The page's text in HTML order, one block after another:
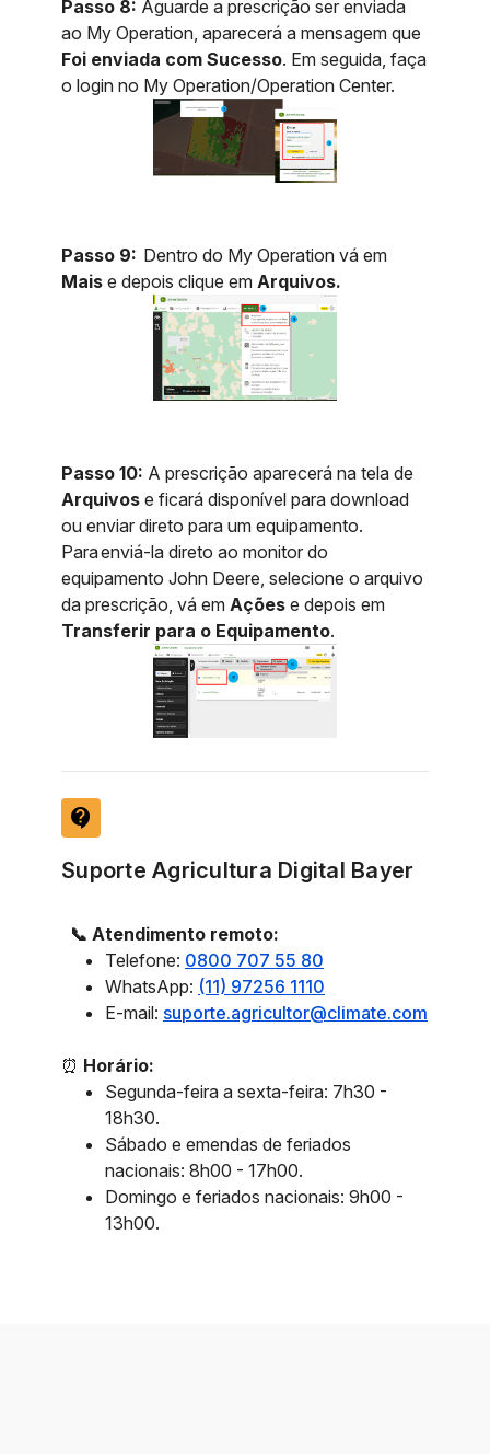
Passo 8: Aguarde a prescrição ser enviada
ao My Operation, aparecerá a mensagem que
Foi enviada com Sucesso. Em seguida, faça
o login no My Operation/Operation Center.
Passo 9: Dentro do My Operation vá em
Mais e depois clique em Arquivos.
Passo 10: A prescrição aparecerá na tela de
Arquivos e ficará disponível para download
ou enviar direto para um equipamento.
Para enviá-la direto ao monitor do
equipamento John Deere, selecione o arquivo
da prescrição, vá em Ações e depois em
Transferir para o Equipamento.
contact_support
Suporte Agricultura Digital Bayer
📞 Atendimento remoto:
Telefone: 0800 707 55 80
WhatsApp: (11) 97256 1110
E-mail: suporte.agricultor@climate.com
⏰ Horário:
Segunda-feira a sexta-feira: 7h30 -
18h30.
Sábado e emendas de feriados
nacionais: 8h00 - 17h00.
Domingo e feriados nacionais: 9h00 -
13h00.